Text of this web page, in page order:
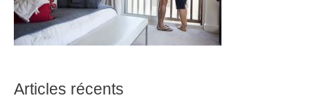
Articles récents